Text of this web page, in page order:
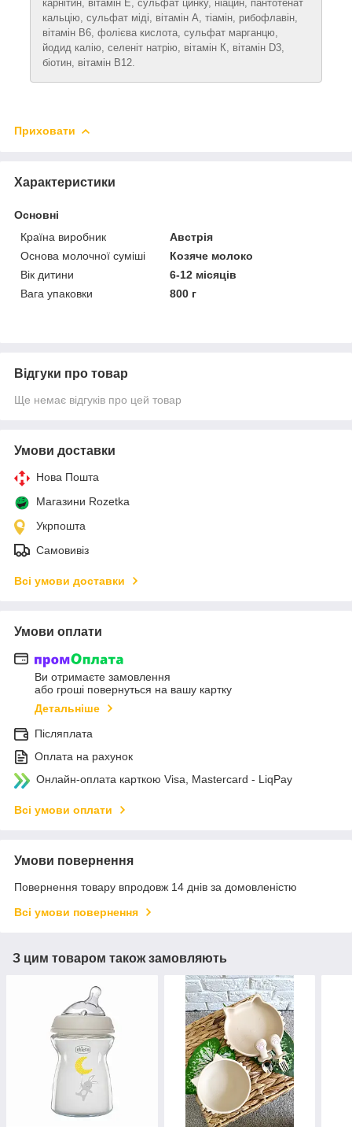
карнітин, вітамін Е, сульфат цинку, ніацин, пантотенат
кальцію, сульфат міді, вітамін А, тіамін, рибофлавін,
вітамін B6, фолієва кислота, сульфат марганцю,
йодид калію, селеніт натрію, вітамін К, вітамін D3,
біотин, вітамін В12.
Приховати
Характеристики
Основні
Країна виробник
Австрія
Основа молочної суміші
Козяче молоко
Вік дитини
6-12 місяців
Вага упаковки
800 г
Відгуки про товар
Ще немає відгуків про цей товар
Умови доставки
Нова Пошта
Магазини Rozetka
Укрпошта
Самовивіз
Всі умови доставки
Умови оплати
Ви отримаєте замовлення
або гроші повернуться на вашу картку
Детальніше
Післяплата
Оплата на рахунок
Онлайн-оплата карткою Visa, Mastercard - LiqPay
Всі умови оплати
Умови повернення
Повернення товару впродовж 14 днів за домовленістю
Всі умови повернення
З цим товаром також замовляють